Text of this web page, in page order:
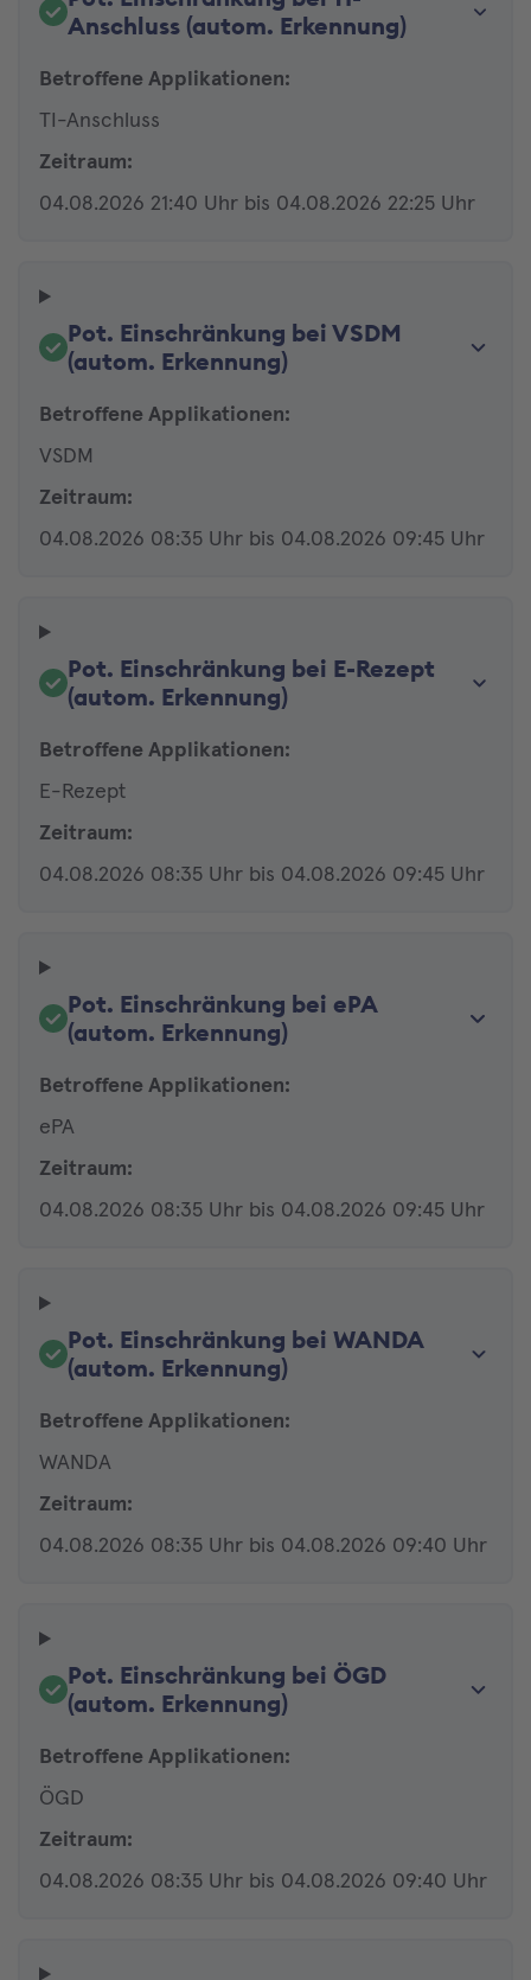
Anschluss (autom. Erkennung)
Betroffene Applikationen:
TI-Anschluss
Zeitraum:
04.08.2026 21:40 Uhr bis 04.08.2026 22:25 Uhr
Pot. Einschränkung bei VSDM
(autom. Erkennung)
Betroffene Applikationen:
VSDM
Zeitraum:
04.08.2026 08:35 Uhr bis 04.08.2026 09:45 Uhr
Pot. Einschränkung bei E-Rezept
(autom. Erkennung)
Betroffene Applikationen:
E-Rezept
Zeitraum:
04.08.2026 08:35 Uhr bis 04.08.2026 09:45 Uhr
Pot. Einschränkung bei ePA
(autom. Erkennung)
Betroffene Applikationen:
ePA
Zeitraum:
04.08.2026 08:35 Uhr bis 04.08.2026 09:45 Uhr
Pot. Einschränkung bei WANDA
(autom. Erkennung)
Betroffene Applikationen:
WANDA
Zeitraum:
04.08.2026 08:35 Uhr bis 04.08.2026 09:40 Uhr
Pot. Einschränkung bei ÖGD
(autom. Erkennung)
Betroffene Applikationen:
ÖGD
Zeitraum:
04.08.2026 08:35 Uhr bis 04.08.2026 09:40 Uhr